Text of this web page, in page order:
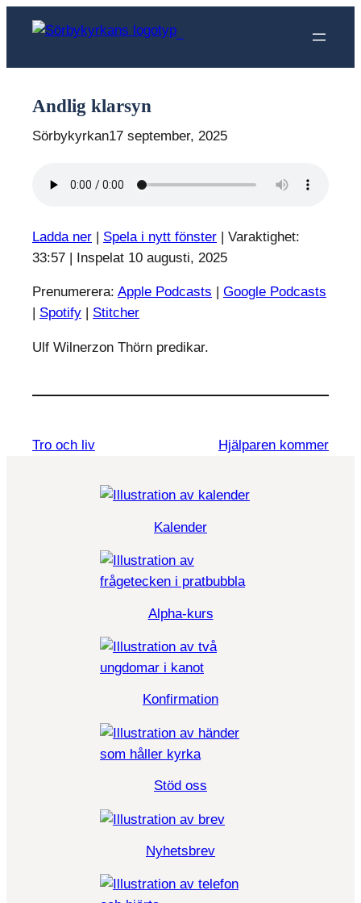
Andlig klarsyn
Sörbykyrkan17 september, 2025
Ladda ner | Spela i nytt fönster | Varaktighet:
33:57 | Inspelat 10 augusti, 2025
Prenumerera: Apple Podcasts | Google Podcasts
| Spotify | Stitcher
Ulf Wilnerzon Thörn predikar.
Tro och liv Hjälparen kommer
Kalender
Alpha-kurs
Konfirmation
Stöd oss
Nyhetsbrev